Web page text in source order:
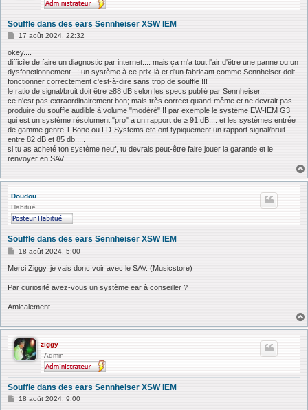
Souffle dans des ears Sennheiser XSW IEM
M
s
s
g
e
17 août 2024, 22:32
okey....
difficile de faire un diagnostic par internet.... mais ça m'a tout l'air d'être une panne ou un
dysfonctionnement...; un système à ce prix-là et d'un fabricant comme Sennheiser doit
fonctionner correctement c'est-à-dire sans trop de souffle !!!
le ratio de signal/bruit doit être ≥88 dB selon les specs publié par Sennheiser...
ce n'est pas extraordinairement bon; mais très correct quand-même et ne devrait pas
produire du souffle audible à volume "modéré" !! par exemple le système EW-IEM G3
qui est un système résolument "pro" a un rapport de ≥ 91 dB.... et les systèmes entrée
de gamme genre T.Bone ou LD-Systems etc ont typiquement un rapport signal/bruit
entre 82 dB et 85 db ....
si tu as acheté ton système neuf, tu devrais peut-être faire jouer la garantie et le
renvoyer en SAV
Doudou.
Habitué
Souffle dans des ears Sennheiser XSW IEM
M
s
g
18 août 2024, 5:00
Merci Ziggy, je vais donc voir avec le SAV. (Musicstore)
Par curiosité avez-vous un système ear à conseiller ?
Amicalement.
ziggy
Admin
Souffle dans des ears Sennheiser XSW IEM
M
18 août 2024, 9:00